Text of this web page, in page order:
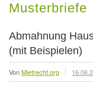
Musterbriefe
Abmahnung
(mit Beispielen)
VonMietrecht.org